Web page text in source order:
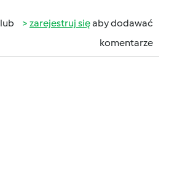
lub zarejestruj sięaby dodawać
komentarze